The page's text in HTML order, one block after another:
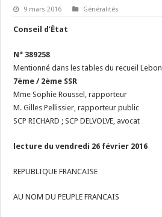
9 mars 2016 Généralités
Conseil d’État
N° 389258
Mentionné dans les tables du recueil Lebon
7ème / 2ème SSR
Mme Sophie Roussel, rapporteur
M. Gilles Pellissier, rapporteur public
SCP RICHARD ; SCP DELVOLVE, avocat
lecture du vendredi 26 février 2016
REPUBLIQUE FRANCAISE
AU NOM DU PEUPLE FRANCAIS